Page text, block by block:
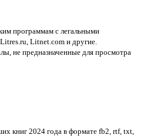
программам с легальными
Litres.ru, Litnet.com и другие.
не предназначенные для просмотра
книг 2024 года в формате fb2, rtf, txt,